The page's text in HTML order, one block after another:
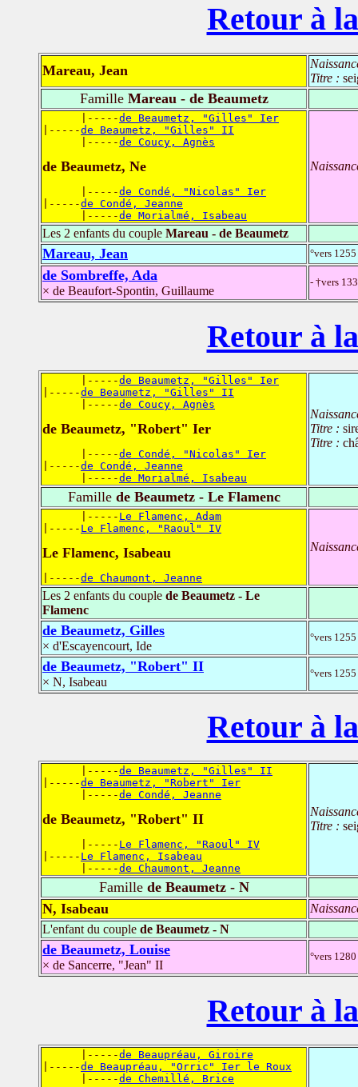
Retour à
Mareau, Jean
Titre :
FamilleMareau - de Beaumetz
      |-----
de Beaumetz, "Gilles" Ier
|-----de Beaumetz, "Gilles" II
      |-----
de Coucy, Agnès
de Beaumetz, Ne
      |-----
de Condé, "Nicolas" Ier
|-----de Condé, Jeanne
      |-----
de Morialmé, Isabeau
Les 2 enfants du couple Mareau - de Beaumetz
Mareau, Jean °vers
de Sombreffe, Ada
× de Beaufort-Spontin, Guillaume
- †vers
Retour à
      |-----
de Beaumetz, "Gilles" Ier
|-----de Beaumetz, "Gilles" II
      |-----
de Coucy, Agnès
de Beaumetz, "Robert" Ier
      |-----
de Condé, "Nicolas" Ier
|-----de Condé, Jeanne
      |-----
de Morialmé, Isabeau
Titre :
Titre :
Famillede Beaumetz - Le Flamenc
      |-----
Le Flamenc, Adam
|----- Le Flamenc, "Raoul" IV
Le Flamenc, Isabeau
|-----de Chaumont, Jeanne
Les 2 enfants du couple de Beaumetz - Le
Flamenc
de Beaumetz, Gilles
× d'Escayencourt, Ide
°vers
de Beaumetz, "Robert" II
× N, Isabeau
°vers
Retour à
      |-----
de Beaumetz, "Gilles" II
|-----de Beaumetz, "Robert" Ier
      |-----
de Condé, Jeanne
de Beaumetz, "Robert" II
      |-----
Le Flamenc, "Raoul" IV
|----- Le Flamenc, Isabeau
      |-----
de Chaumont, Jeanne
Titre :
Famillede Beaumetz - N
N, Isabeau
L'enfant du couple de Beaumetz - N
de Beaumetz, Louise
× de Sancerre, "Jean" II
°vers
Retour à
      |-----
de Beaupréau, Giroire
|-----de Beaupréau, "Orric" Ier le Roux
      |-----
de Chemillé, Brice